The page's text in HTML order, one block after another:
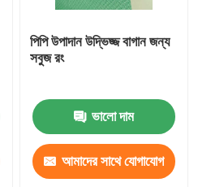
পিপি উপাদান উদ্ভিজ্জ বাগান জন্য
সবুজ রং
ভালো দাম
আমাদের সাথে যোগাযোগ